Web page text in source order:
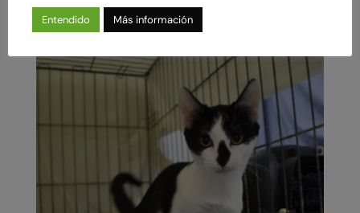
la protectora...
Entendido Más información